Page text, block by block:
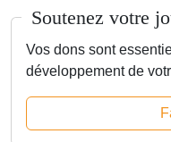
Soutenez votre
Vos dons sont
développement de